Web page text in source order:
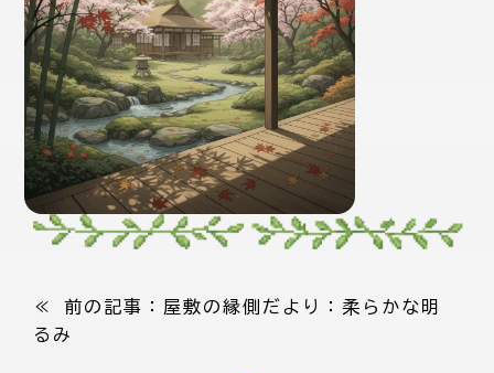
≪ 前の記事： 屋敷の縁側だより：柔らかな明
るみ